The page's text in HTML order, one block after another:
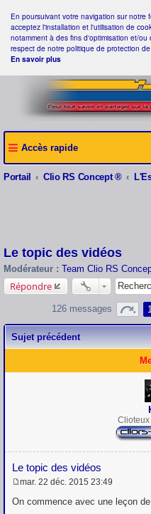
En poursuivant votre navigation sur notre
acceptez l'installation et l'utilisation de
notamment à des fins d'optimisation et/ou
respect de notre politique de protection
En savoir plus
Accès rapide
Portail Clio RS Concept ®
Le topic des vidéos
Modérateur : Team Clio RS
Répondre
126 messages 1
Sujet précédent
Clioteux
Le topic des vidéos
e
mar. 22 déc. 2015 23:49
On commence avec une leçon